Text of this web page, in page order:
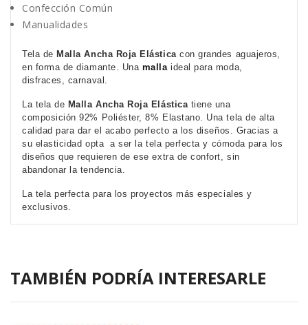
Confección Común
Manualidades
Tela de Malla Ancha Roja Elásticacon grandes aguajeros,
en forma de diamante. Una mallaideal para moda,
disfraces, carnaval.
La tela de Malla Ancha Roja Elástica tiene una
composición 92% Poliéster, 8% Elastano. Una tela de alta
calidad para dar el acabo perfecto a los diseños. Gracias a
su elasticidad opta a ser la tela perfecta y cómoda para los
diseños que requieren de ese extra de confort, sin
abandonar la tendencia.
La tela perfecta para los proyectos más especiales y
exclusivos.
TAMBIÉN PODRÍA INTERESARLE